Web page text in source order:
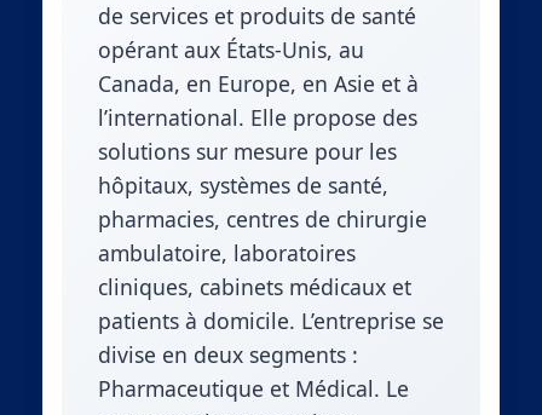
de services et produits de santé
opérant aux États-Unis, au
Canada, en Europe, en Asie et à
l’international. Elle propose des
solutions sur mesure pour les
hôpitaux, systèmes de santé,
pharmacies, centres de chirurgie
ambulatoire, laboratoires
cliniques, cabinets médicaux et
patients à domicile. L’entreprise se
divise en deux segments :
Pharmaceutique et Médical. Le